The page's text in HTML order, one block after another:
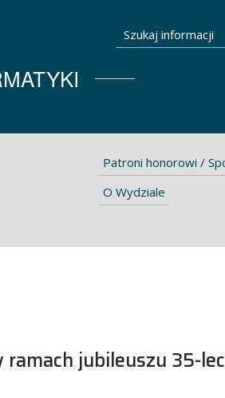
Szukaj informacji
Patroni honorowi /
O Wydziale
jubileuszu 35-